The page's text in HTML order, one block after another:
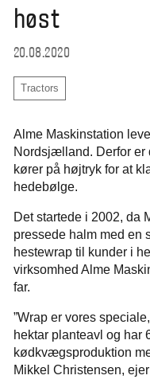
høst
20.08.2020
Tractors
Alme Maskinstation
Nordsjælland. Derfor er
kører på højtryk for at
hedebølge.
Det startede i 2002, da
pressede halm med en
hestewrap til kunder i
virksomhed Alme
far.
”Wrap er vores
hektar planteavl og har
kødkvægsproduktion
Mikkel Christensen,